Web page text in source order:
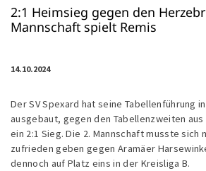
2:1 Heimsieg gegen den
Mannschaft spielt Remis
14.10.2024
Der SV Spexard hat seine Tabellenführung
ausgebaut, gegen den Tabellenzweiten
ein 2:1 Sieg. Die 2. Mannschaft musste sich
zufrieden geben gegen Aramäer
dennoch auf Platz eins in der Kreisliga B.